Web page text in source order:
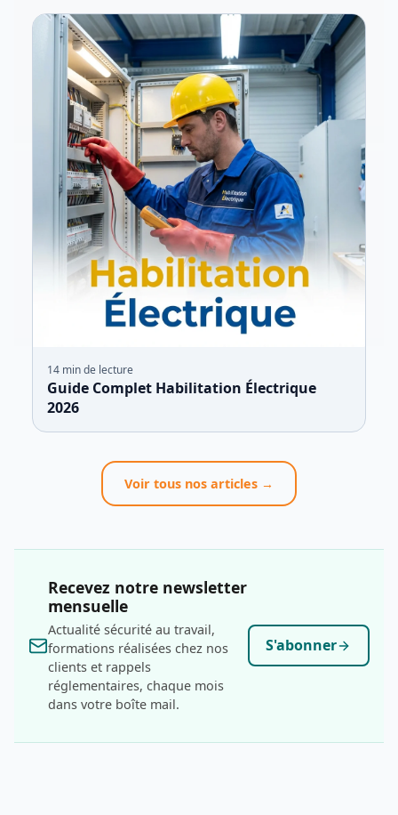
14 min de lecture
Guide Complet Habilitation Électrique
2026
Voir tous nos articles →
Recevez notre newsletter
mensuelle
Actualité sécurité au travail,
formations réalisées chez nos
clients et rappels
réglementaires, chaque mois
dans votre boîte mail.
S'abonner